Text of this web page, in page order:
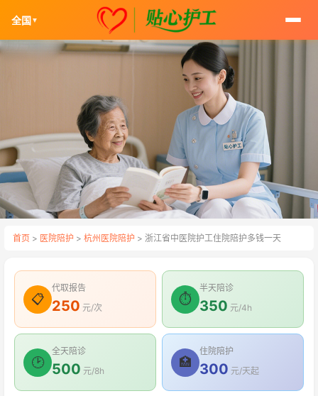
全国 ▼
首页 > 医院陪护 > 杭州医院陪护 > 浙江省中医院护工住院陪护多钱一天
📋
代取报告
250 元/次
⏱
半天陪诊
350 元/4h
🕑
全天陪诊
500 元/8h
🏥
住院陪护
300 元/天起